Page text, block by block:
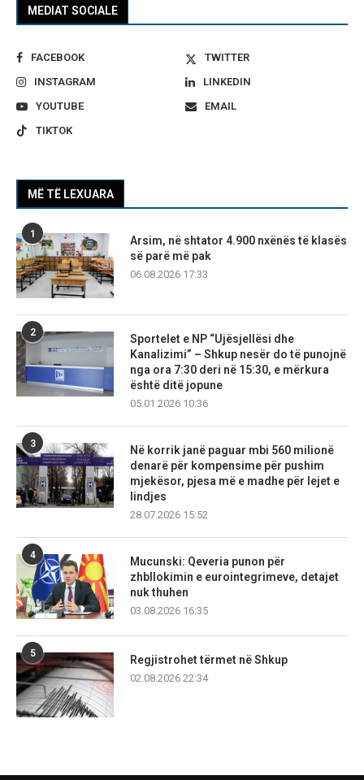
MEDIAT SOCIALE
FACEBOOK
TWITTER
INSTAGRAM
LINKEDIN
YOUTUBE
EMAIL
TIKTOK
MË TË LEXUARA
1
Arsim, në shtator 4.900 nxënës të klasës
së parë më pak
06.08.2026 17:33
2
Sportelet e NP “Ujësjellësi dhe
Kanalizimi” – Shkup nesër do të punojnë
nga ora 7:30 deri në 15:30, e mërkura
është ditë jopune
05.01.2026 10:36
3
Në korrik janë paguar mbi 560 milionë
denarë për kompensime për pushim
mjekësor, pjesa më e madhe për lejet e
lindjes
28.07.2026 15:52
4
Mucunski: Qeveria punon për
zhbllokimin e eurointegrimeve, detajet
nuk thuhen
03.08.2026 16:35
5
Regjistrohet tërmet në Shkup
02.08.2026 22:34